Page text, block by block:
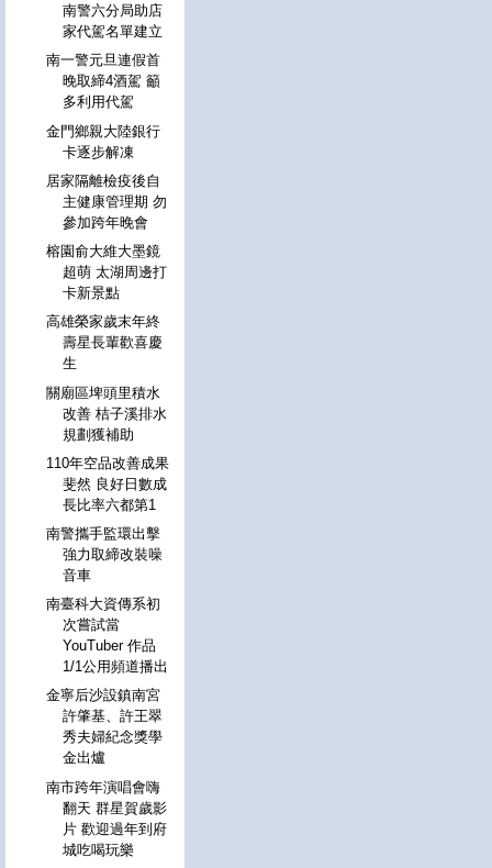
南警六分局助店
家代駕名單建立
南一警元旦連假首
晚取締4酒駕 籲
多利用代駕
金門鄉親大陸銀行
卡逐步解凍
居家隔離檢疫後自
主健康管理期 勿
參加跨年晚會
榕園俞大維大墨鏡
超萌 太湖周邊打
卡新景點
高雄榮家歲末年終
壽星長輩歡喜慶
生
關廟區埤頭里積水
改善 桔子溪排水
規劃獲補助
110年空品改善成果
斐然 良好日數成
長比率六都第1
南警攜手監環出擊
強力取締改裝噪
音車
南臺科大資傳系初
次嘗試當
YouTuber 作品
1/1公用頻道播出
金寧后沙設鎮南宮
許肇基、許王翠
秀夫婦紀念獎學
金出爐
南市跨年演唱會嗨
翻天 群星賀歲影
片 歡迎過年到府
城吃喝玩樂